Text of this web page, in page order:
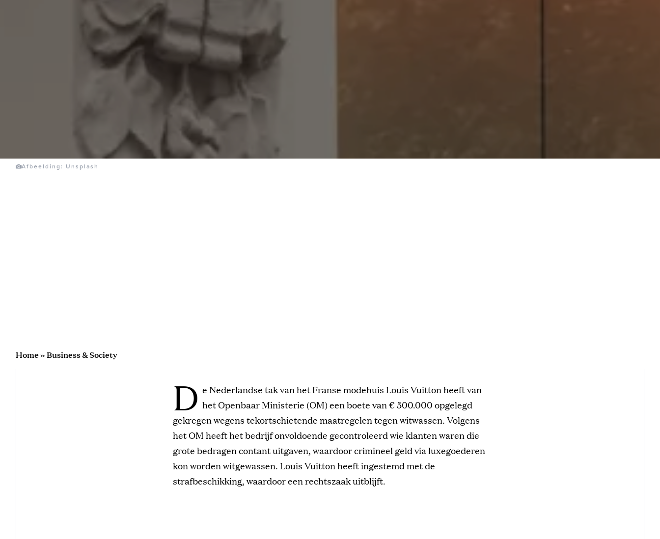
Afbeelding: Unsplash
Home»Business & Society
D e Nederlandse tak van het Franse modehuis Louis Vuitton heeft van
het Openbaar Ministerie (OM) een boete van € 500.000 opgelegd
gekregen wegens tekortschietende maatregelen tegen witwassen. Volgens
het OM heeft het bedrijf onvoldoende gecontroleerd wie klanten waren die
grote bedragen contant uitgaven, waardoor crimineel geld via luxegoederen
kon worden witgewassen. Louis Vuitton heeft ingestemd met de
strafbeschikking, waardoor een rechtszaak uitblijft.